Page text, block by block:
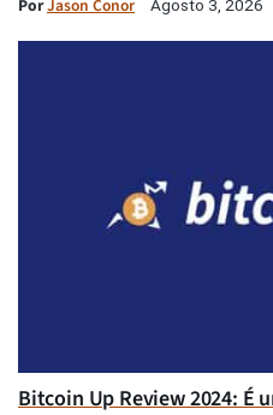
PorJason Conor Agosto 3, 2026
Bitcoin Up Review 2024: É